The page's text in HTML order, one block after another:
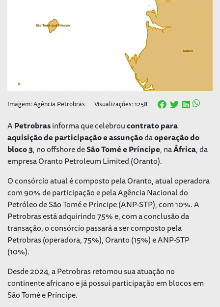
Imagem: Agência Petrobras Visualizações: 1258
APetrobrasinforma que celebroucontrato para
aquisição de participação e assunçãodaoperação do
bloco 3, nooffshoredeSão Tomé e Príncipe, naÁfrica, da
empresa Oranto Petroleum Limited (Oranto).
O consórcio atual é composto pela Oranto, atual operadora
com 90% de participação e pela Agência Nacional do
Petróleo de São Tomé e Príncipe (ANP-STP), com 10%. A
Petrobras está adquirindo 75% e, com a conclusão da
transação, o consórcio passará a ser composto pela
Petrobras (operadora, 75%), Oranto (15%) e ANP-STP
(10%).
Desde 2024, a Petrobras retomou sua atuação no
continente africano e já possui participação em blocos em
São Tomé e Príncipe.